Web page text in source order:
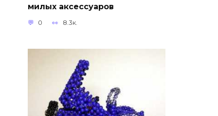
милых аксессуаров
0 8.3к.